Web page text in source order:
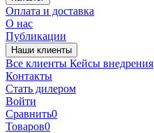
Оплата и доставка
О нас
Публикации
Наши клиенты
Все клиенты Кейсы внедрения
Контакты
Стать дилером
Войти
Сравнить0
Товаров0